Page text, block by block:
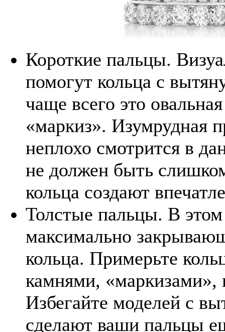
Короткие пальцы.
помогут кольца с
чаще всего это
«маркиз». Изумрудная
неплохо смотрится в
не должен быть
кольца создают
Толстые пальцы. В
максимально
кольца. Примерьте
камнями,
Избегайте моделей с
сделают ваши пальцы